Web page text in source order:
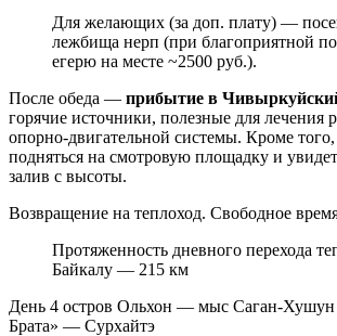
Для желающих (за доп. плату) —
лежбища нерп (при благоприятной
егерю на месте ~2500 руб.).
После обеда — прибытие в
горячие источники, полезные для лечения
опорно-двигательной системы. Кроме
подняться на смотровую площадку и
залив с высоты.
Возвращение на теплоход. Свободное
Протяженность дневного перехода
Байкалу — 215 км
День 4 остров Ольхон — мыс Саган-
Брата» — Сурхайтэ